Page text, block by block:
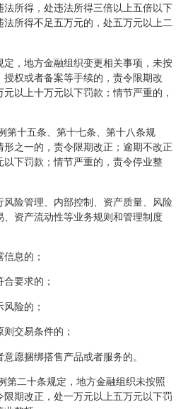
所得，处违法所得三倍以上五倍以下
所得不足五万元的，处五万元以上二
，地方金融组织变更相关事项，未按
权或者备案等手续的，责令限期改
以上十万元以下罚款；情节严重的，
十五条、第十七条、第十八条规
之一的，责令限期改正；逾期不改正
下罚款；情节严重的，责令停业整
险管理、内部控制、资产质量、风险
资产流动性等业务规则和管理制度
息的；
要求的；
险的；
交易条件的；
捆绑搭售产品或者服务的。
二十条规定，地方金融组织未按照
期改正，处一万元以上五万元以下罚